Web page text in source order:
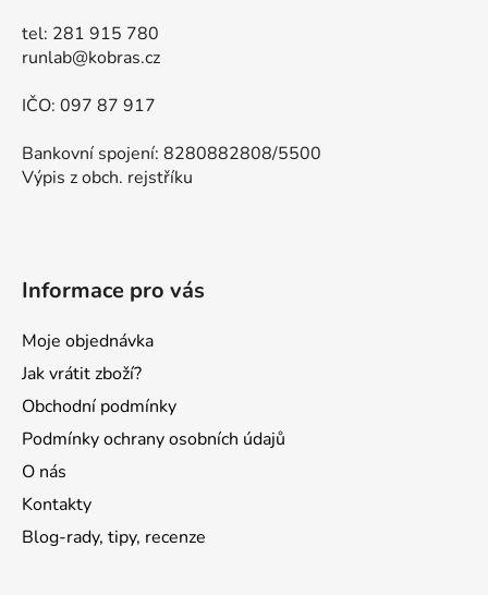
tel: 281 915 780
runlab@kobras.cz
IČO: 097 87 917
Bankovní spojení: 8280882808/5500
Výpis z obch. rejstříku
Informace pro vás
Moje objednávka
Jak vrátit zboží?
Obchodní podmínky
Podmínky ochrany osobních údajů
O nás
Kontakty
Blog-rady, tipy, recenze